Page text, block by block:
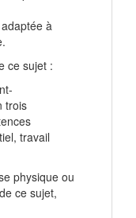
à
ce sujet :
trois
travail
physique ou
ce sujet,